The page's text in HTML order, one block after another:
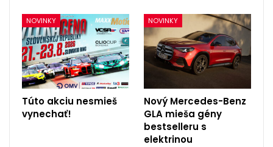
NOVINKY
Túto akciu nesmieš
vynechať!
NOVINKY
Nový Mercedes-Benz
GLA mieša gény
bestselleru s
elektrinou